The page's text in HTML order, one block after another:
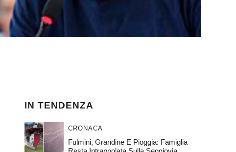
IN TENDENZA
CRONACA
Fulmini, Grandine E Pioggia: Famiglia